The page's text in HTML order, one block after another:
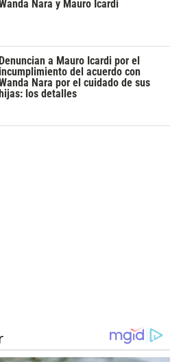
Nara y Mauro Icardi
Denuncian a Mauro Icardi por el
incumplimiento del acuerdo con
Nara por el cuidado de sus
los detalles